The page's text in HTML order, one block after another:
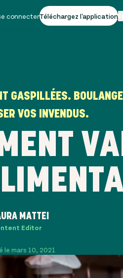
connecterTéléchargez l'application
GASPILLÉES.
VOS INVENDUS.
MATTEI
Editor
le mars 10, 2021